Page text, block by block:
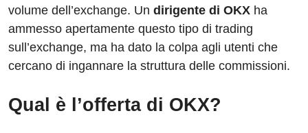
volume dell’exchange. Un dirigente di OKX ha
ammesso apertamente questo tipo di trading
sull’exchange, ma ha dato la colpa agli utenti che
cercano di ingannare la struttura delle commissioni.
Qual è l’offerta di OKX?